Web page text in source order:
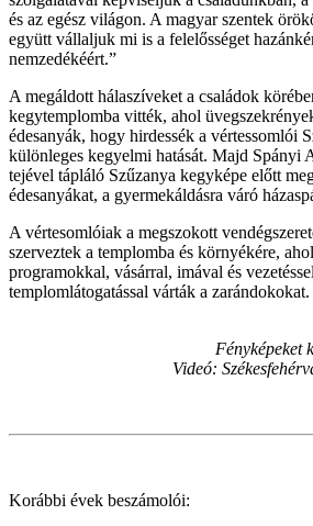
és az egész világon. A magyar szentek
együtt vállaljuk mi is a felelősséget
nemzedékéért.”
A megáldott hálaszíveket a családok
kegytemplomba vitték, ahol
édesanyák, hogy hirdessék a vértessomlói
különleges kegyelmi hatását. Majd Spányi
tejével tápláló Szűzanya kegyképe előtt
édesanyákat, a gyermekáldásra váró
A vértesomlóiak a megszokott
szerveztek a templomba és környékére,
programokkal, vásárral, imával és
templomlátogatással várták a zarándokokat.
Fényképeket
Videó:
Korábbi évek beszámolói: